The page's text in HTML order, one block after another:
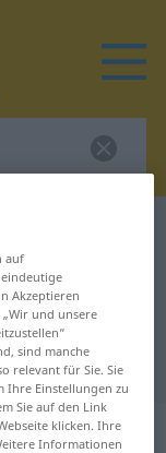
auf
Akzeptieren
und unsere
sind manche
relevant für Sie. Sie
Ihre Einstellungen zu
Sie auf den Link
klicken. Ihre
Informationen